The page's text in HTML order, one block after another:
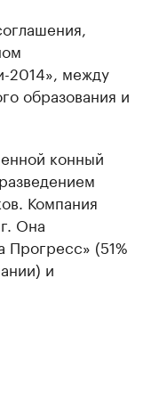
2014», между
образования и
конный
Компания
Она
(51%
и